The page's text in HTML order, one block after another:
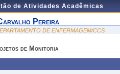
de Atividades Acadêmicas
Pereira
DE ENFERMAGEM/CCS
de Monitoria